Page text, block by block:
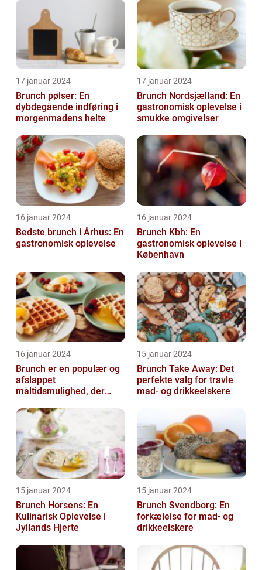
17 januar 2024
Brunch pølser: En
dybdegående indføring i
morgenmadens helte
17 januar 2024
Brunch Nordsjælland: En
gastronomisk oplevelse i
smukke omgivelser
16 januar 2024
Bedste brunch i Århus: En
gastronomisk oplevelse
16 januar 2024
Brunch Kbh: En
gastronomisk oplevelse i
København
16 januar 2024
Brunch er en populær og
afslappet
måltidsmulighed, der
fra både morgenmad og
15 januar 2024
Brunch Take Away: Det
perfekte valg for travle
mad- og drikkeelskere
15 januar 2024
Brunch Horsens: En
Kulinarisk Oplevelse i
Jyllands Hjerte
15 januar 2024
Brunch Svendborg: En
forkælelse for mad- og
drikkeelskere